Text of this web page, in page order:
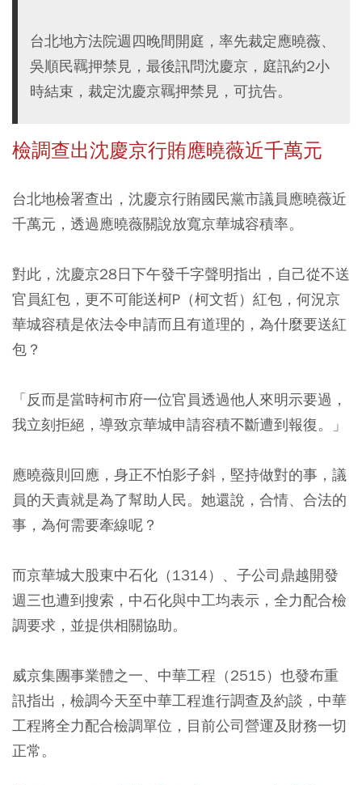
台北地方法院週四晚間開庭，率先裁定應曉薇、
吳順民羈押禁見，最後訊問沈慶京，庭訊約2小
時結束，裁定沈慶京羈押禁見，可抗告。
檢調查出沈慶京行賄應曉薇近千萬元
台北地檢署查出，沈慶京行賄國民黨市議員應曉薇近
千萬元，透過應曉薇關說放寬京華城容積率。
對此，沈慶京28日下午發千字聲明指出，自己從不送
官員紅包，更不可能送柯P（柯文哲）紅包，何況京
華城容積是依法令申請而且有道理的，為什麼要送紅
包？
「反而是當時柯市府一位官員透過他人來明示要過，
我立刻拒絕，導致京華城申請容積不斷遭到報復。」
應曉薇則回應，身正不怕影子斜，堅持做對的事，議
員的天責就是為了幫助人民。她還說，合情、合法的
事，為何需要牽線呢？
而京華城大股東中石化（1314）、子公司鼎越開發
週三也遭到搜索，中石化與中工均表示，全力配合檢
調要求，並提供相關協助。
威京集團事業體之一、中華工程（2515）也發布重
訊指出，檢調今天至中華工程進行調查及約談，中華
工程將全力配合檢調單位，目前公司營運及財務一切
正常。